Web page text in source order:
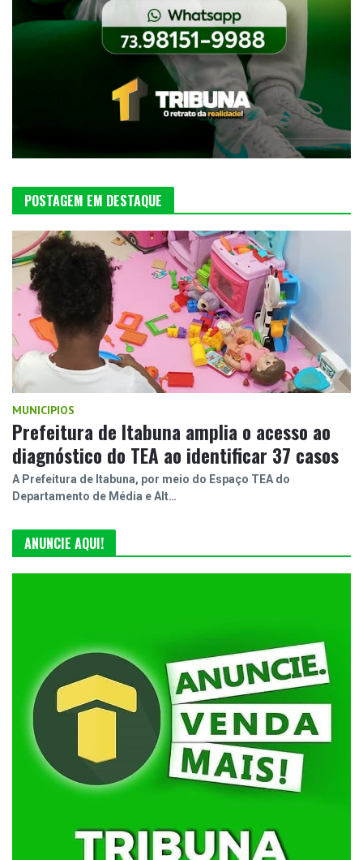
POSTAGEM EM DESTAQUE
MUNICIPIOS
Prefeitura de Itabuna amplia o acesso ao
diagnóstico do TEA ao identificar 37 casos
A Prefeitura de Itabuna, por meio do Espaço TEA do
Departamento de Média e Alt…
ANUNCIE AQUI!